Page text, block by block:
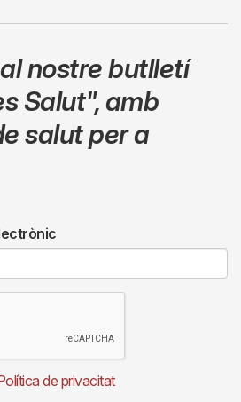
nostre butlletí
Salut",amb
salut per a
de privacitat